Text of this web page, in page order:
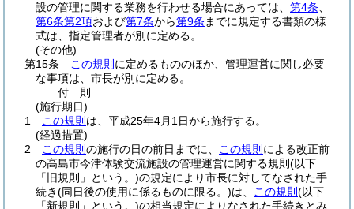
設の管理に関する業務を行わせる場合にあっては、 第4条
第6条第2項および第7条から第9条 までに規定する書類の様
式は、指定管理者が別に定める。
(その他)
第15条
この規則 に定めるもののほか、管理運営に関し必要
な事項は、市長が別に定める。
付 則
(施行期日)
1
この規則 は、平成25年4月1日から施行する。
(経過措置)
2
この規則 の施行の日の前日までに、 この規則 による改正前
の高島市今津体験交流施設の管理運営に関する規則 (以下
「旧規則」という。)の規定により市長に対してなされた手
続き(同日後の使用に係るものに限る。)は、 この規則 (以下
「新規則」という。)の相当規定によりなされた手続きとみ